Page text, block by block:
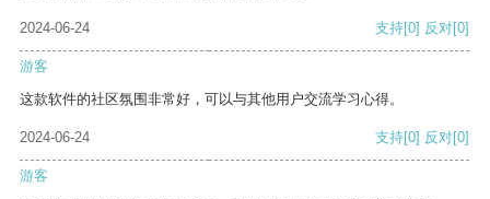
2024-06-24 支持[0] 反对[0]
游客
这款软件的社区氛围非常好，可以与其他用户交流学习心得。
2024-06-24 支持[0] 反对[0]
游客